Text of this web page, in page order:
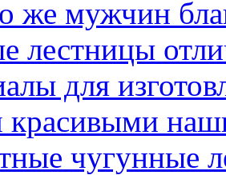
же мужчин
лестницы
для
красивыми
чугунные